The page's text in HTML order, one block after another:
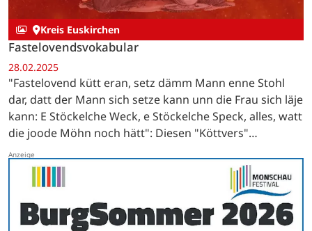
Kreis Euskirchen
Fastelovendsvokabular
28.02.2025
"Fastelovend kütt eran, setz dämm Mann enne Stohl
dar, datt der Mann sich setze kann unn die Frau sich läje
kann: E Stöckelche Weck, e Stöckelche Speck, alles, watt
die joode Möhn noch hätt": Diesen "Köttvers"
(Bettellied) sangen die "Pänz" von Bleibuir auf…